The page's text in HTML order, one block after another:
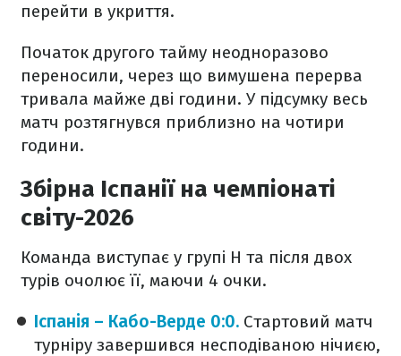
перейти в укриття.
Початок другого тайму неодноразово
переносили, через що вимушена перерва
тривала майже дві години. У підсумку весь
матч розтягнувся приблизно на чотири
години.
Збірна Іспанії на чемпіонаті
світу-2026
Команда виступає у групі H та після двох
турів очолює її, маючи 4 очки.
Іспанія – Кабо-Верде 0:0. Стартовий матч
турніру завершився несподіваною нічиєю,